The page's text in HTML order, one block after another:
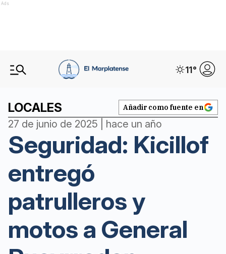
Ads
11°
LOCALES Añadir como fuente en
27 de junio de 2025 | hace un año
Seguridad: Kicillof
entregó
patrulleros y
motos a General